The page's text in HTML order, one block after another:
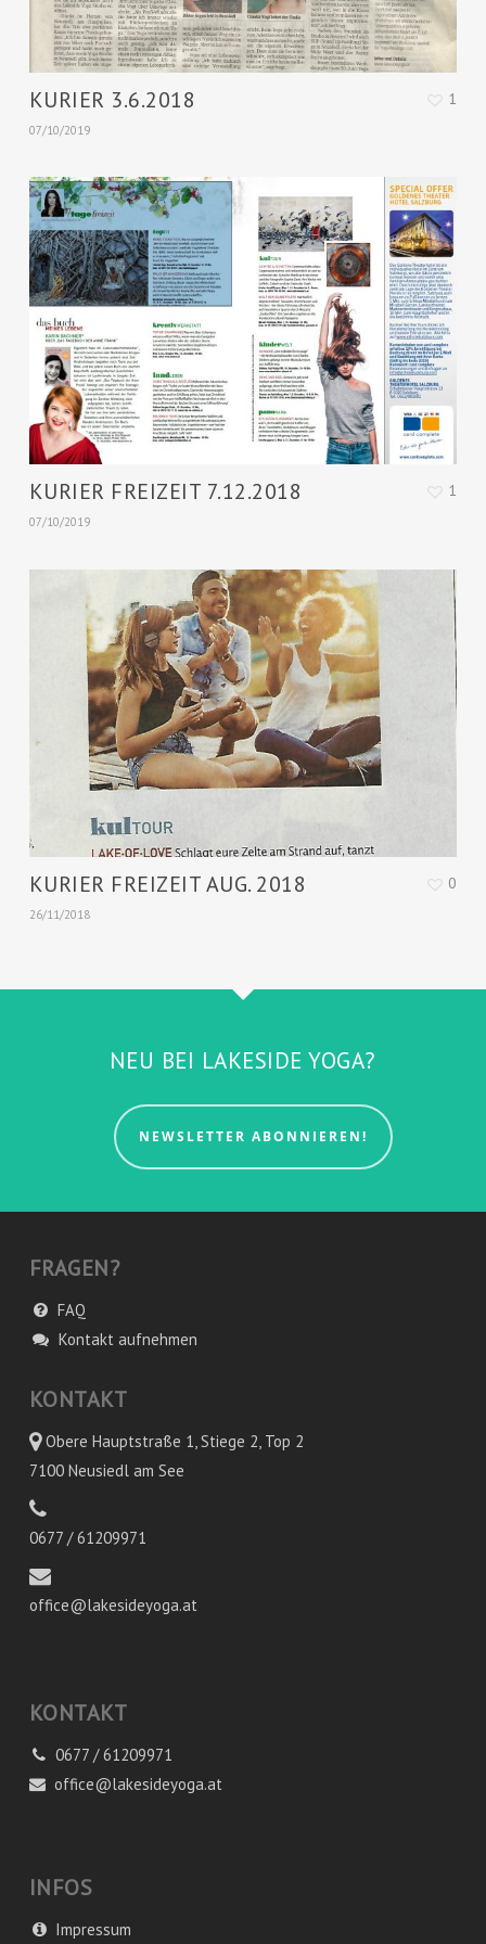
KURIER 3.6.2018
07/10/2019
1
KURIER FREIZEIT 7.12.2018
07/10/2019
1
KURIER FREIZEIT AUG. 2018
26/11/2018
0
NEU BEI LAKESIDE YOGA?
NEWSLETTER ABONNIEREN!
FRAGEN?
FAQ
Kontakt aufnehmen
KONTAKT
Obere Hauptstraße 1, Stiege 2, Top 2
7100 Neusiedl am See
0677 / 61209971
office@lakesideyoga.at
KONTAKT
0677 / 61209971
office@lakesideyoga.at
INFOS
Impressum